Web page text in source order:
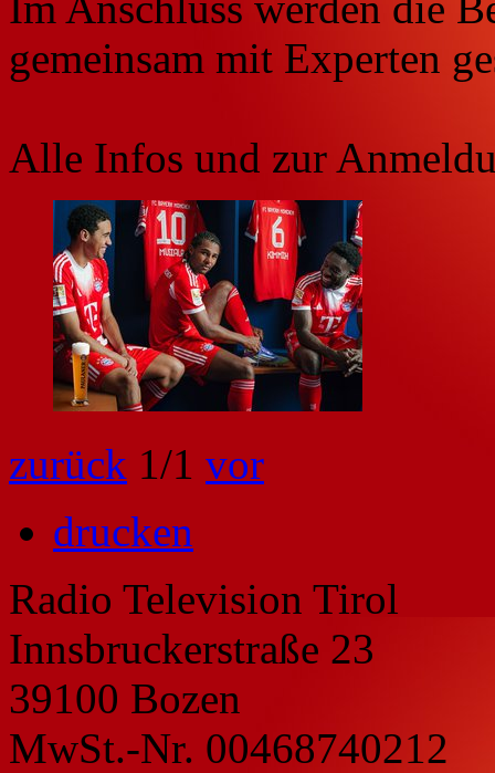
gemeinsam mit Experten
Alle Infos und zur
zurück 1/1 vor
drucken
Radio Television Tirol
Innsbruckerstraße 23
39100 Bozen
MwSt.-Nr. 00468740212